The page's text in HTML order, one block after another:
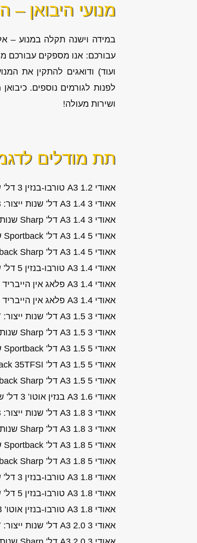
מנועי היבואן
במידה וישנה תקלה במנוע –
עבורכם: אנו מספקים עבורכם
ועוד) ודואגים להתקין את
לפנות לגורמים נוספים.
ושירות מעולה!
תת מודלים
אאודי A3 1.2 טורבו-בנזין 3 דל’ שנות ייצור: 2011, 2012, 2011, 2012
אאודי A3 1.4 3 דל’ שנות ייצור: 2013, 2014, 2015, 2016
אאודי A3 1.4 3 דל’ Sharp שנות ייצור: 2013, 2014, 2015, 2016
אאודי A3 1.4 5 דל’ Sportback שנות ייצור: 2013, 2014, 2015, 2016
אאודי A3 1.4 5 דל’ Sportback Sharp שנות ייצור: 2013, 2014, 2015, 2016
אאודי A3 1.4 טורבו-בנזין 5 דל’ שנות ייצור: 2012
אאודי A3 1.4 פלאג אין הייבריד 5 דל’ e-tron שנות ייצור: 2017, 2018
אאודי A3 1.4 פלאג אין הייבריד 5 דל’ e-tron Luxury שנות ייצור: 2017, 2018
אאודי A3 1.5 3 דל’ שנות ייצור: 2017
אאודי A3 1.5 3 דל’ Sharp שנות ייצור: 2017
אאודי A3 1.5 5 דל’ Sportback שנות ייצור: 2017, 2018
אאודי A3 1.5 5 דל’ Sportback 35TFSI שנות ייצור: 2019, 2020
אאודי A3 1.5 5 דל’ Sportback Sharp שנות ייצור: 2017, 2018
אאודי A3 1.6 בנזין אוטו’ 3 דל’ שנות ייצור: 2010
אאודי A3 1.8 3 דל’ שנות ייצור: 2013, 2014, 2015, 2016
אאודי A3 1.8 3 דל’ Sharp שנות ייצור: 2013, 2014, 2015, 2016
אאודי A3 1.8 5 דל’ Sportback שנות ייצור: 2013, 2014, 2015, 2016
אאודי A3 1.8 5 דל’ Sportback Sharp שנות ייצור: 2013, 2014, 2015, 2016
אאודי A3 1.8 טורבו-בנזין 3 דל’ שנות ייצור: 2010, 2011, 2012
אאודי A3 1.8 טורבו-בנזין 5 דל’ שנות ייצור: 2010, 2011, 2012
אאודי A3 1.8 טורבו-בנזין אוטו’ 3 דל’ שנות ייצור: 2010
אאודי A3 2.0 3 דל’ שנות ייצור: 2017